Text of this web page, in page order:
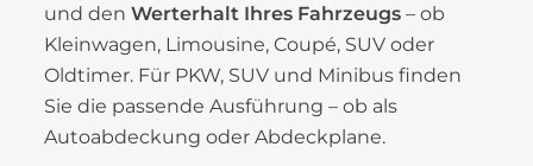
und den Werterhalt Ihres Fahrzeugs – ob
Kleinwagen, Limousine, Coupé, SUV oder
Oldtimer. Für PKW, SUV und Minibus finden
Sie die passende Ausführung – ob als
Autoabdeckung oder Abdeckplane.